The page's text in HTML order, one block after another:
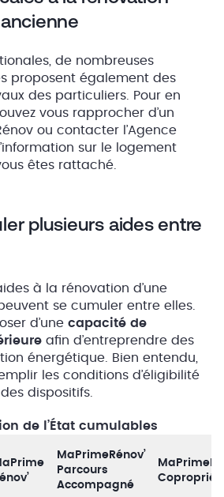
de nombreuses
proposent également des
des particuliers. Pour en
vous rapprocher d’un
ou contacter l’Agence
sur le logement
êtes rattaché.
plusieurs aides entre
à la rénovation d’une
se cumuler entre elles.
d’une capacité de
afin d’entreprendre des
énergétique. Bien entendu,
les conditions d’éligibilité
dispositifs.
de l’État cumulables
MaPrimeRénov’
Parcours
Accompagné